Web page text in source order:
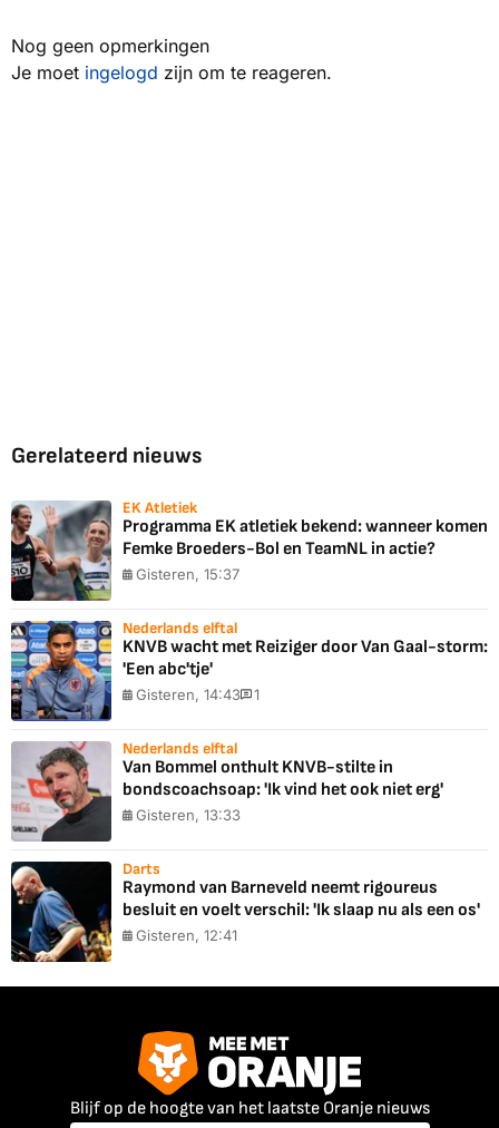
Nog geen opmerkingen
Je moet ingelogd zijn om te reageren.
Gerelateerd nieuws
EK Atletiek
Programma EK atletiek bekend: wanneer komen
Femke Broeders-Bol en TeamNL in actie?
Gisteren, 15:37
Nederlands elftal
KNVB wacht met Reiziger door Van Gaal-storm:
'Een abc'tje'
Gisteren, 14:43 1
Nederlands elftal
Van Bommel onthult KNVB-stilte in
bondscoachsoap: 'Ik vind het ook niet erg'
Gisteren, 13:33
Darts
Raymond van Barneveld neemt rigoureus
besluit en voelt verschil: 'Ik slaap nu als een os'
Gisteren, 12:41
Blijf op de hoogte van het laatste Oranje nieuws